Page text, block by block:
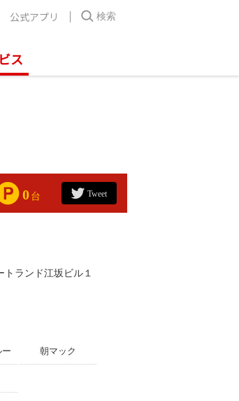
ス
公式アプリ 検索
0 台 Tweet
ランド江坂ビル１
ー 朝マック